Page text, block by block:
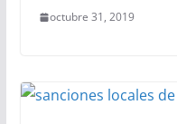
octubre 31, 2019